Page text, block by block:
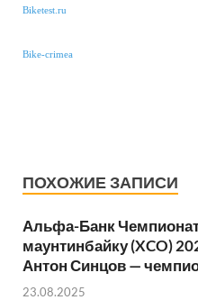
Biketest.ru
Bike-crimea
ПОХОЖИЕ ЗАПИСИ
Альфа-Банк
маунтинбайку (XCO)
Антон Синцов —
23.08.2025